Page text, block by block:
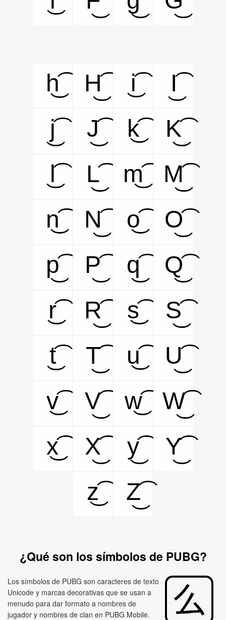
h͜͡ H͜͡ i͜͡
I͜͡
j͜͡
J͜͡ k͜͡
K͜͡
l͜͡
L͜͡ m͜͡
M͜͡
n͜͡
N͜͡ o͜͡
O͜͡
p͜͡
P͜͡ q͜͡
Q͜͡
r͜͡
R͜͡ s͜͡
S͜͡
t͜͡
T͜͡ u͜͡
U͜͡
v͜͡
V͜͡ w͜͡
W͜͡
x͜͡
X͜͡ y͜͡
Y͜͡
z͜͡
Z͜͡
¿Qué son los símbolos de PUBG?
Los símbolos de PUBG son caracteres de texto
Unicode y marcas decorativas que se usan a
menudo para dar formato a nombres de
jugador y nombres de clan en PUBG Mobile.